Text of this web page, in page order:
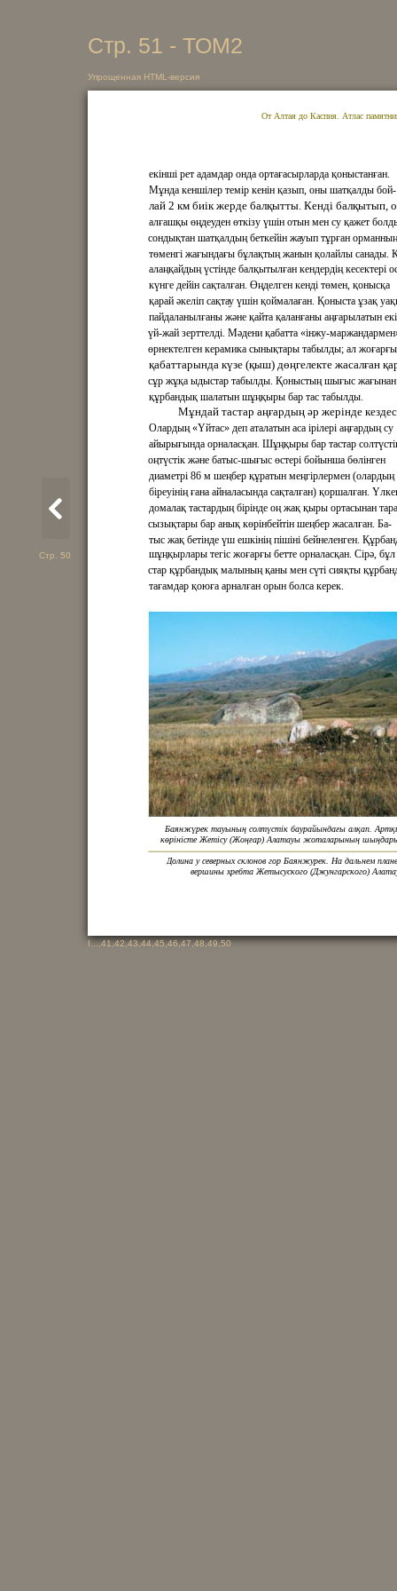
Стр. 51 - ТОМ2
Упрощенная HTML-версия
екінші рет адамдар онда ортағасырларда қоныстанған.
Мұнда кеншілер темір кенін қазып, оны шатқалды бой-
лай 2 км биік жерде балқытты. Кенді балқытып,
алғашқы өңдеуден өткізу үшін отын мен су қажет
сондықтан шатқалдың беткейін жауып тұрған орманның
төменгі жағындағы бұлақтың жанын қолайлы санады.
алаңқайдың үстінде балқытылған кендердің кесектері
күнге дейін сақталған. Өңделген кенді төмен, қонысқа
қарай әкеліп сақтау үшін қоймалаған. Қоныста ұзақ
пайдаланылғаны және қайта қаланғаны аңғарылатын екі
үй-жай зерттелді. Мәдени қабатта «інжу-
өрнектелген керамика сынықтары табылды; ал жоғарғы
қабаттарында күзе (қыш) дөңгелекте жасалған
сұр жұқа ыдыстар табылды. Қоныстың шығыс жағынан
құрбандық шалатын шұңқыры бар тас табылды.
Мұндай тастар аңғардың әр жерінде
Олардың «Үйтас» деп аталатын аса ірілері аңғардың су
айырығында орналасқан. Шұңқыры бар тастар
оңтүстік және батыс-шығыс өстері бойынша бөлінген
диаметрі 86 м шеңбер құратын меңгірлермен (олардың
біреуінің ғана айналасында сақталған) қоршалған.
домалақ тастардың бірінде оң жақ қыры ортасынан
сызықтары бар анық көрінбейтін шеңбер жасалған. Ба-
тыс жақ бетінде үш ешкінің пішіні бейнеленген.
шұңқырлары тегіс жоғарғы бетте орналасқан. Сірә,
стар құрбандық малының қаны мен сүті сияқты
тағамдар қоюға арналған орын болса керек.
Баянжүрек тауының солтүстік баурайындағы алқап.
көріністе Жетісу (Жоңғар) Алатауы жоталарының
Долина у северных склонов гор Баянжурек. На дальнем
вершины хребта Жетысуского (Джунгарского)
От Алтая до Каспия. Атлас
Стр. 50
I...,41,42,43,44,45,46,47,48,49,50